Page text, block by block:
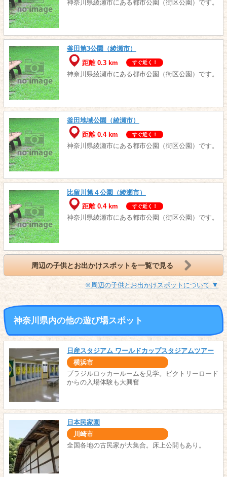
神奈川県綾瀬市にある都市公園（街区公園）です。
釜田第3公園（綾瀬市）
距離 0.3 km
すぐ近く！
神奈川県綾瀬市にある都市公園（街区公園）です。
釜田地域公園（綾瀬市）
距離 0.4 km
すぐ近く！
神奈川県綾瀬市にある都市公園（街区公園）です。
比留川第４公園（綾瀬市）
距離 0.4 km
すぐ近く！
神奈川県綾瀬市にある都市公園（街区公園）です。
周辺の子供とお出かけスポットを一覧で見る
※周辺の子供とお出かけスポットについて ▼
神奈川県内の他の遊び場スポット
日産スタジアム ワールドカップスタジアムツアー
横浜市
ブラジルロッカールームを見学。ビクトリーロード
からの入場体験も大興奮
日本民家園
川崎市
全国各地の古民家が大集合。床上公開もあり。